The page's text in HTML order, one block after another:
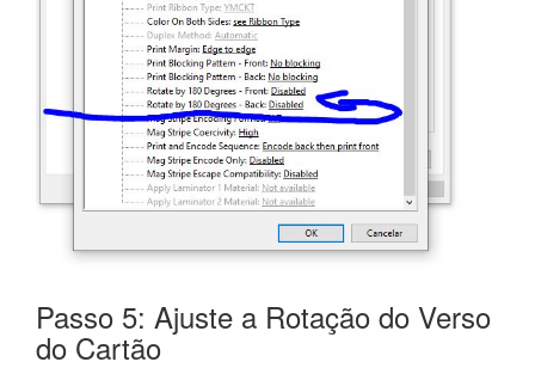
Passo 5: Ajuste a Rotação do Verso
do Cartão